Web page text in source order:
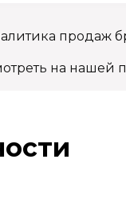
продаж
на нашей